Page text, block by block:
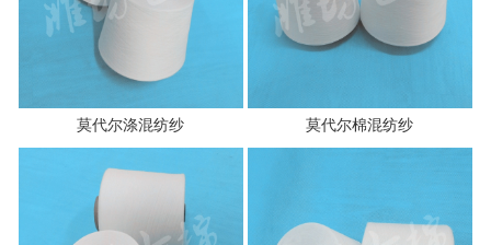
莫代尔涤混纺纱 莫代尔棉混纺纱